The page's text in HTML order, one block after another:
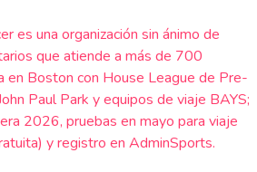
es una organización sin ánimo de
que atiende a más de 700
en Boston con House League de Pre-
Paul Park y equipos de viaje BAYS;
2026, pruebas en mayo para viaje
y registro en AdminSports.